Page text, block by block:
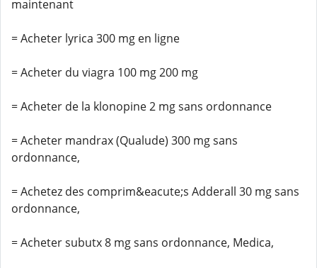
maintenant
= Acheter lyrica 300 mg en ligne
= Acheter du viagra 100 mg 200 mg
= Acheter de la klonopine 2 mg sans ordonnance
= Acheter mandrax (Qualude) 300 mg sans
ordonnance,
= Achetez des comprim&eacute;s Adderall 30 mg sans
ordonnance,
= Acheter subutx 8 mg sans ordonnance, Medica,